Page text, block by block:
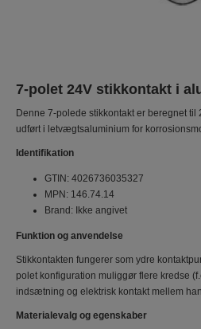
7-polet 24V stikkontakt i
Denne 7-polede stikkontakt er beregnet
udført i letvægtsaluminium for
Identifikation
GTIN: 4026736035327
MPN: 146.74.14
Brand: Ikke angivet
Funktion og anvendelse
Stikkontakten fungerer som ydre
polet konfiguration muliggør flere kredse
indsætning og elektrisk kontakt mellem
Materialevalg og egenskaber